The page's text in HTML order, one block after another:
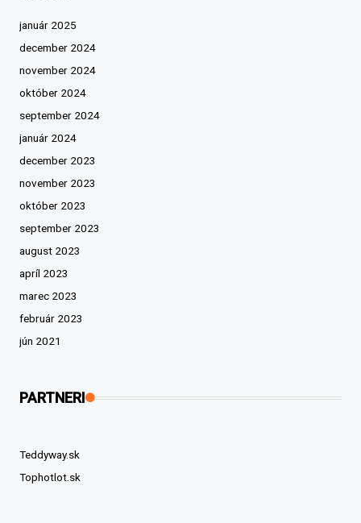
január 2025
december 2024
november 2024
október 2024
september 2024
január 2024
december 2023
november 2023
október 2023
september 2023
august 2023
apríl 2023
marec 2023
február 2023
jún 2021
PARTNERI
Teddyway.sk
Tophotlot.sk